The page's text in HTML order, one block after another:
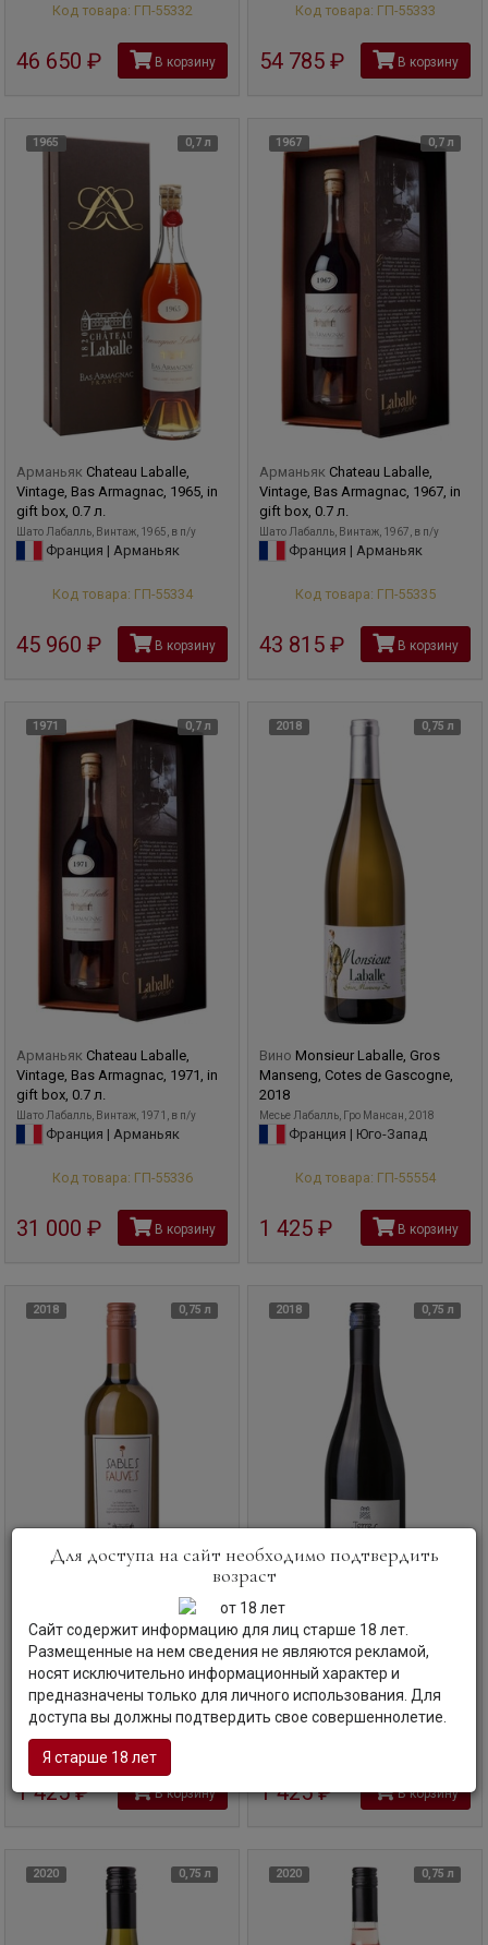
Код товара: ГП-55332
46 650 рубВ корзину
Код товара: ГП-55333
54 785 рубВ корзину
1965 0,7 л
Арманьяк Chateau Laballe,
Vintage, Bas Armagnac, 1965, in
gift box, 0.7 л.
Шато Лабалль, Винтаж, 1965, в п/у
Франция | Арманьяк
Код товара: ГП-55334
45 960 рубВ корзину
1967 0,7 л
Арманьяк Chateau Laballe,
Vintage, Bas Armagnac, 1967, in
gift box, 0.7 л.
Шато Лабалль, Винтаж, 1967, в п/у
Франция | Арманьяк
Код товара: ГП-55335
43 815 рубВ корзину
1971 0,7 л
Арманьяк Chateau Laballe,
Vintage, Bas Armagnac, 1971, in
gift box, 0.7 л.
Шато Лабалль, Винтаж, 1971, в п/у
Франция | Арманьяк
Код товара: ГП-55336
31 000 рубВ корзину
2018 0,75 л
Вино Monsieur Laballe, Gros
Manseng, Cotes de Gascogne,
2018
Месье Лабалль, Гро Мансан, 2018
Франция | Юго-Запад
Код товара: ГП-55554
1 425 руб В корзину
2018 0,75 л
ВиноLaballe, Sables Fauves,
Blanc, Landes, 2018
Лабалль, Сабль Фов, Блан, 2018
Франция | Юго-Запад
Код товара: ГП-55555
1 425 руб В корзину
2018 0,75 л
ВиноLaballe, Les Terres Basses,
Rouge, Cotes de Gascogne, 2018
Лабалль, Ле Терр Бас, Руж, 2018
Франция | Юго-Запад
1 425 руб В корзину
2020 0,75 л 2020 0,75 л
Для доступа на сайт необходимо подтвердить
возраст
Сайт содержит информацию для лиц старше 18 лет.
Размещенные на нем сведения не являются рекламой,
носят исключительно информационный характер и
предназначены только для личного использования. Для
доступа вы должны подтвердить свое совершеннолетие.
Я старше 18 лет